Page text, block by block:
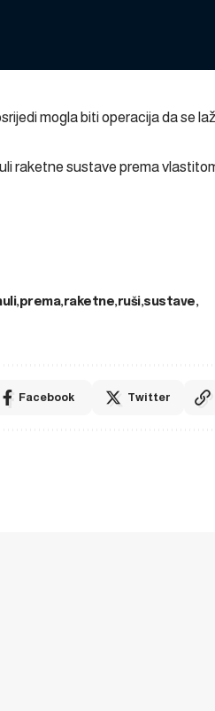
mogla biti operacija da se
raketne sustave prema
prema raketne ruši sustave
Facebook Twitter